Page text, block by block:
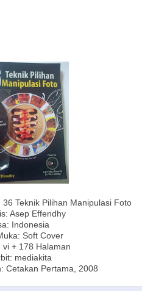
36 Teknik Pilihan Manipulasi Foto
Asep Effendhy
Indonesia
Soft Cover
vi + 178 Halaman
mediakita
Cetakan Pertama, 2008